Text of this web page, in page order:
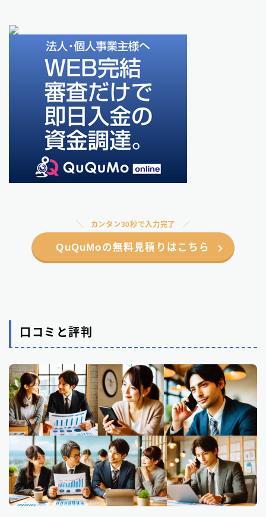
カンタン30秒で入力完了
QuQuMoの無料見積りはこちら
口コミと評判